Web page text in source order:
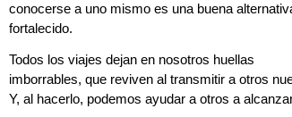
conocerse a uno mismo es una buena
fortalecido.
Todos los viajes dejan en nosotros huellas
imborrables, que reviven al transmitir a otros
Y, al hacerlo, podemos ayudar a otros a